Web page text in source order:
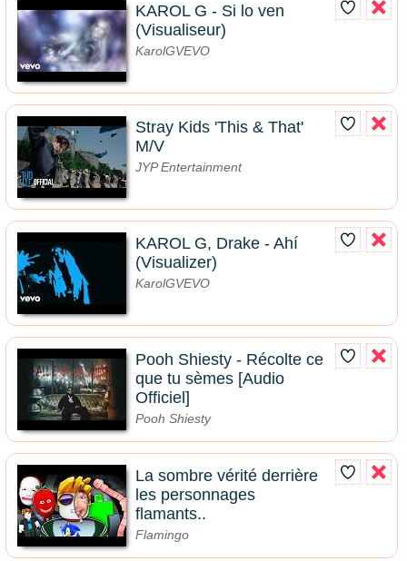
KAROL G - Si lo ven
(Visualiseur)
KarolGVEVO
Stray Kids 'This & That'
M/V
JYP Entertainment
KAROL G, Drake - Ahí
(Visualizer)
KarolGVEVO
Pooh Shiesty - Récolte ce
que tu sèmes [Audio
Officiel]
Pooh Shiesty
La sombre vérité derrière
les personnages
flamants..
Flamingo